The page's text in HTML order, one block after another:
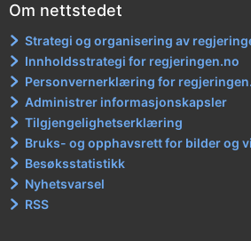
Om nettstedet
Strategi og organisering av
Innholdsstrategi for regjeringen.no
Personvernerklæring for
Administrer informasjonskapsler
Tilgjengelighetserklæring
Bruks- og opphavsrett for bilder og
Besøksstatistikk
Nyhetsvarsel
RSS